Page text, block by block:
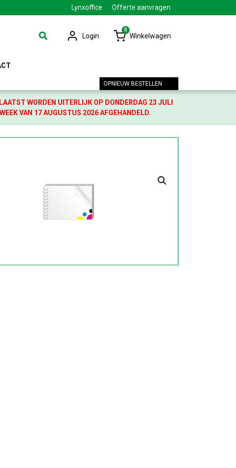
Lynxoffice Offerte aanvragen
Login
0
Winkelwagen
OPNIEUW BESTELLEN
WORDEN UITERLIJK OP DONDERDAG 23 JULI
VAN 17 AUGUSTUS 2026 AFGEHANDELD.